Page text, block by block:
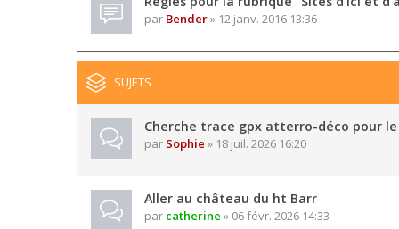
par Bender» 12 janv. 2016 13:36
SUJETS
Cherche trace gpx atterro-déco pour le
par Sophie » 18 juil. 2026 16:20
Aller au château du ht Barr
par catherine » 06 févr. 2026 14:33